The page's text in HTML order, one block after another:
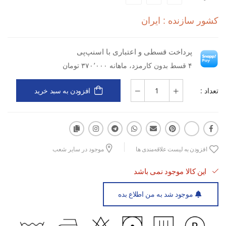
استفاده‌های مکرر
کشور سازنده : ایران
پرداخت قسطی و اعتباری با اسنپ‌پی
۴ قسط بدون کارمزد، ماهانه ۳۷۰٬۰۰۰ تومان
تعداد : افزودن به سبد خرید
افزودن به لیست علاقه‌مندی ها موجود در سایر شعب
این کالا موجود نمی باشد
موجود شد به من اطلاع بده